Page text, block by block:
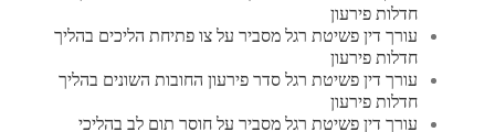
חדלות פירעון
עורך דין פשיטת רגל מסביר על צו פתיחת הליכים בהליך
חדלות פירעון
עורך דין פשיטת רגל סדר פירעון החובות השונים בהליך
חדלות פירעון
עורך דין פשיטת רגל מסביר על חוסר תום לב בהליכי